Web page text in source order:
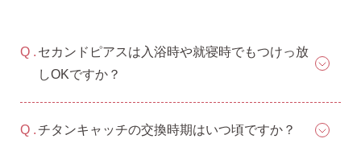
セカンドピアスは入浴時や就寝時でもつけっ放
しOKですか？
チタンキャッチの交換時期はいつ頃ですか？